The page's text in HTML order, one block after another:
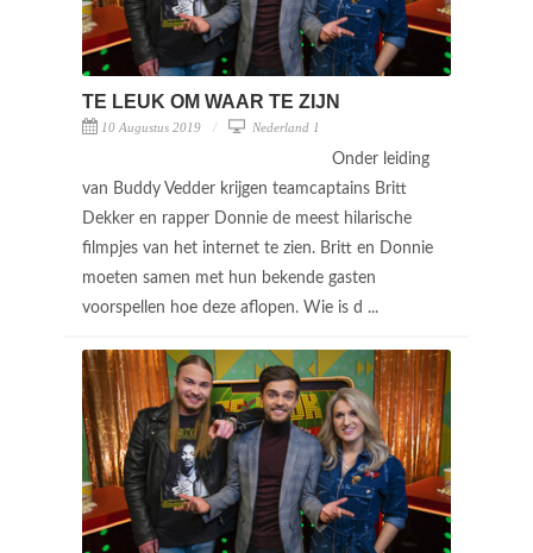
TE LEUK OM WAAR TE ZIJN
10 Augustus 2019 Nederland 1
Onder leiding
van Buddy Vedder krijgen teamcaptains Britt
Dekker en rapper Donnie de meest hilarische
filmpjes van het internet te zien. Britt en Donnie
moeten samen met hun bekende gasten
voorspellen hoe deze aflopen. Wie is d ...